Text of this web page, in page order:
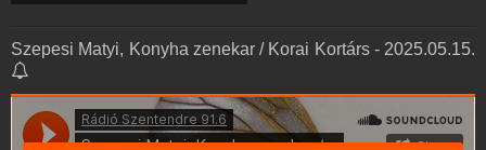
Szepesi Matyi, Konyha zenekar / Korai Kortárs - 2025.05.15.